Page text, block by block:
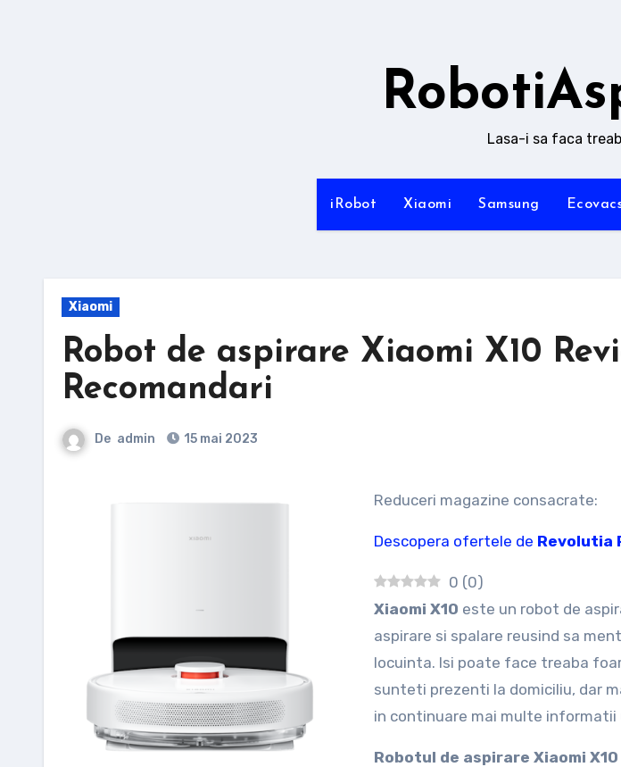
Lasa-i sa faca
iRobot Xiaomi Samsung
Xiaomi
Robot de aspirare Xiaomi X10
Recomandari
De admin 15 mai 2023
Reduceri magazine consacrate:
Descopera ofertele de Revolutia
0 (0)
Xiaomi X10 este un robot de
aspirare si spalare reusind sa
locuinta. Isi poate face treaba
sunteti prezenti la domiciliu, dar
in continuare mai multe informatii
Robotul de aspirare Xiaomi X10